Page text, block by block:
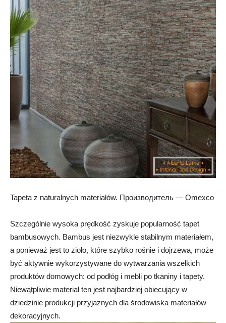
Tapeta z naturalnych materiałów. Производитель — Omexco
Szczególnie wysoka prędkość zyskuje popularność tapet
bambusowych. Bambus jest niezwykle stabilnym materiałem,
a ponieważ jest to zioło, które szybko rośnie i dojrzewa, może
być aktywnie wykorzystywane do wytwarzania wszelkich
produktów domowych: od podłóg i mebli po tkaniny i tapety.
Niewątpliwie materiał ten jest najbardziej obiecujący w
dziedzinie produkcji przyjaznych dla środowiska materiałów
dekoracyjnych.